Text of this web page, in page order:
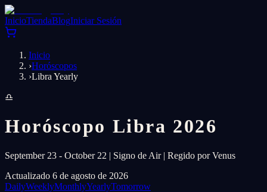
InicioTiendaBlogIniciar Sesión
Inicio
›Horóscopos
›Libra Yearly
♎
Horóscopo Libra 2026
September 23 - October 22 | Signo de Air | Regido por Venus
Actualizado 6 de agosto de 2026
DailyWeeklyMonthlyYearlyTomorrow